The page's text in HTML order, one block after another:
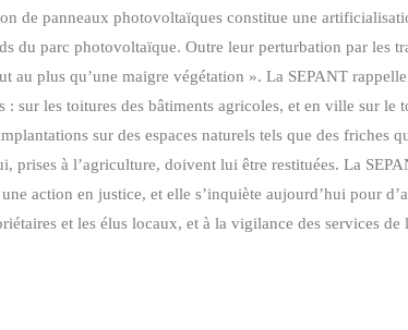
de panneaux photovoltaïques constitue une
du parc photovoltaïque. Outre leur perturbation par les
plus qu’une maigre végétation ». La SEPANT rappelle
sur les toitures des bâtiments agricoles, et en ville sur le
sur des espaces naturels tels que des friches
prises à l’agriculture, doivent lui être restituées. La
action en justice, et elle s’inquiète aujourd’hui pour
et les élus locaux, et à la vigilance des services de